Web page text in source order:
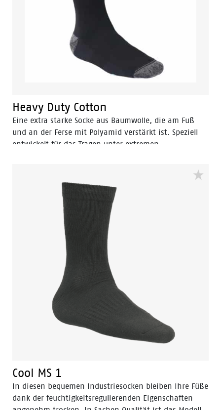
Heavy Duty Cotton
Eine extra starke Socke aus Baumwolle, die am Fuß
und an der Ferse mit Polyamid verstärkt ist. Speziell
entwickelt für das Tragen unter extremen
feuchtigkeitsregulierenden Eigenschaften und dem
extra weichen und gepolsterten Frottee in der Sohle
und am Bein bleiben die Füße angenehm komfortabel.
Cool MS 1
In diesen bequemen Industriesocken bleiben Ihre Füße
dank der feuchtigkeitsregulierenden Eigenschaften
angenehm trocken. In Sachen Qualität ist das Modell